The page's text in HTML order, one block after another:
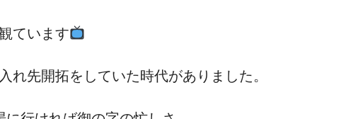
ています
れ先開拓をしていた時代がありました。